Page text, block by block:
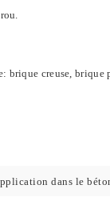
creuse,
dans le